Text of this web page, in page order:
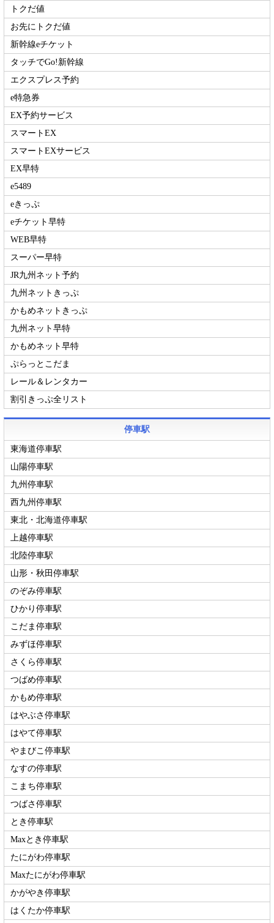
トクだ値
お先にトクだ値
新幹線eチケット
タッチでGo!新幹線
エクスプレス予約
e特急券
EX予約サービス
スマートEX
スマートEXサービス
EX早特
e5489
eきっぷ
eチケット早特
WEB早特
スーパー早特
JR九州ネット予約
九州ネットきっぷ
かもめネットきっぷ
九州ネット早特
かもめネット早特
ぷらっとこだま
レール＆レンタカー
割引きっぷ全リスト
停車駅
東海道停車駅
山陽停車駅
九州停車駅
西九州停車駅
東北・北海道停車駅
上越停車駅
北陸停車駅
山形・秋田停車駅
のぞみ停車駅
ひかり停車駅
こだま停車駅
みずほ停車駅
さくら停車駅
つばめ停車駅
かもめ停車駅
はやぶさ停車駅
はやて停車駅
やまびこ停車駅
なすの停車駅
こまち停車駅
つばさ停車駅
とき停車駅
Maxとき停車駅
たにがわ停車駅
Maxたにがわ停車駅
かがやき停車駅
はくたか停車駅